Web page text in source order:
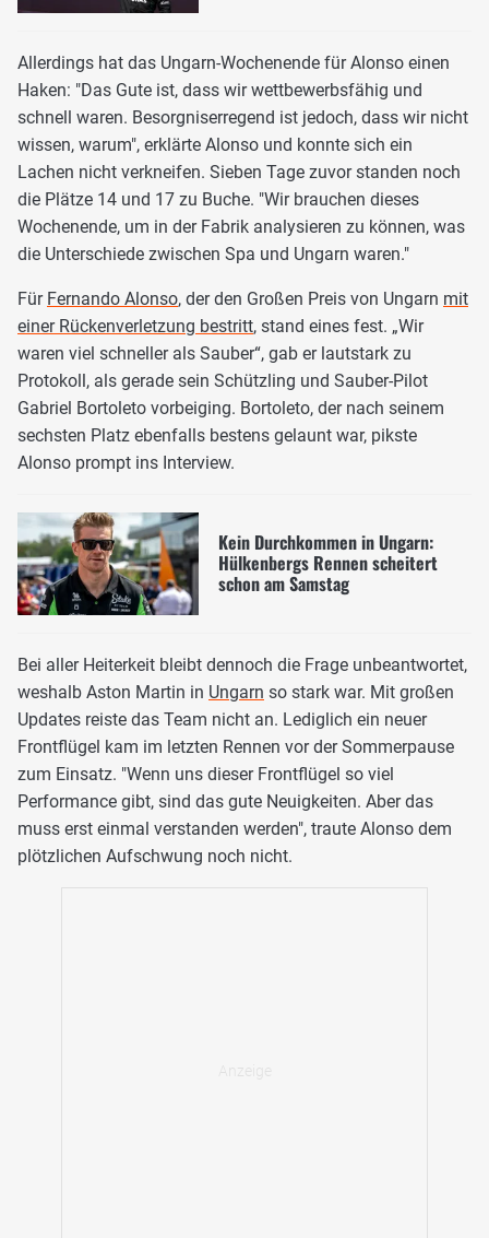
Allerdings hat das Ungarn-Wochenende für Alonso einen
Haken: "Das Gute ist, dass wir wettbewerbsfähig und
schnell waren. Besorgniserregend ist jedoch, dass wir nicht
wissen, warum", erklärte Alonso und konnte sich ein
Lachen nicht verkneifen. Sieben Tage zuvor standen noch
die Plätze 14 und 17 zu Buche. "Wir brauchen dieses
Wochenende, um in der Fabrik analysieren zu können, was
die Unterschiede zwischen Spa und Ungarn waren."
Für Fernando Alonso, der den Großen Preis von Ungarn mit
einer Rückenverletzung bestritt, stand eines fest. „Wir
waren viel schneller als Sauber“, gab er lautstark zu
Protokoll, als gerade sein Schützling und Sauber-Pilot
Gabriel Bortoleto vorbeiging. Bortoleto, der nach seinem
sechsten Platz ebenfalls bestens gelaunt war, pikste
Alonso prompt ins Interview.
Kein Durchkommen in Ungarn:
Hülkenbergs Rennen scheitert
schon am Samstag
Bei aller Heiterkeit bleibt dennoch die Frage unbeantwortet,
weshalb Aston Martin in Ungarn so stark war. Mit großen
Updates reiste das Team nicht an. Lediglich ein neuer
Frontflügel kam im letzten Rennen vor der Sommerpause
zum Einsatz. "Wenn uns dieser Frontflügel so viel
Performance gibt, sind das gute Neuigkeiten. Aber das
muss erst einmal verstanden werden", traute Alonso dem
plötzlichen Aufschwung noch nicht.